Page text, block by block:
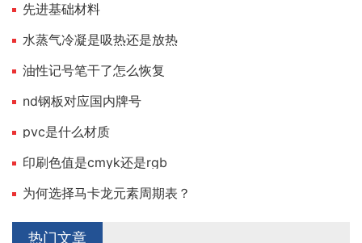
先进基础材料
水蒸气冷凝是吸热还是放热
油性记号笔干了怎么恢复
nd钢板对应国内牌号
pvc是什么材质
印刷色值是cmyk还是rgb
为何选择马卡龙元素周期表？
热门文章